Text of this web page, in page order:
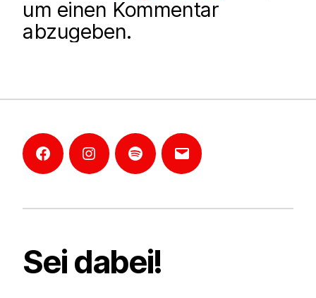
um einen Kommentar
abzugeben.
FacebookInstagramMannheim-
E-
Sei dabei!